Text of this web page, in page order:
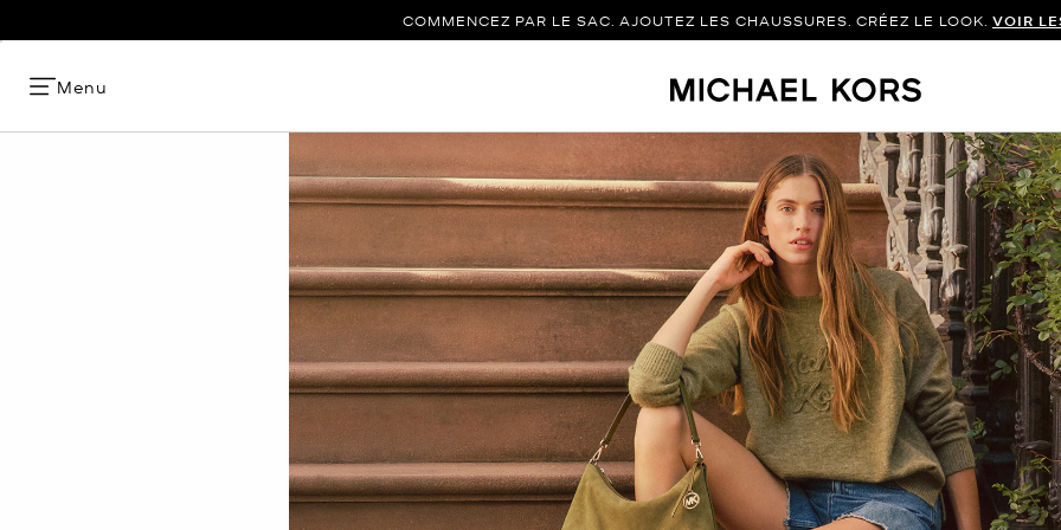
COMMENCEZ PAR LE SAC. AJOUTEZ LES CHAUSSURES. CRÉEZ LE LOOK. VOIR
Menu